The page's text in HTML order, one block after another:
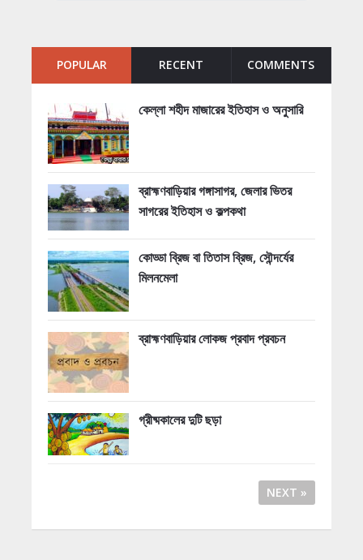
POPULAR RECENT COMMENTS
কেল্লা শহীদ মাজারের ইতিহাস ও অনুসারি
ব্রাহ্মণবাড়িয়ার গঙ্গাসাগর, জেলার ভিতর
সাগরের ইতিহাস ও কল্পকথা
কোড্ডা ব্রিজ বা তিতাস ব্রিজ, সৌন্দর্যের
মিলনমেলা
ব্রাহ্মণবাড়িয়ার লোকজ প্রবাদ প্রবচন
গ্রীষ্মকালের দুটি ছড়া
NEXT »